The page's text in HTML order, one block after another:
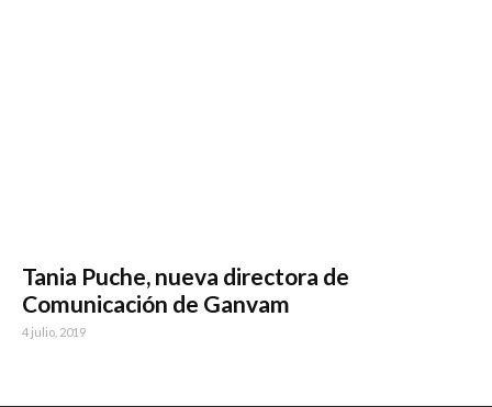
Tania Puche, nueva directora de
Comunicación de Ganvam
4 julio, 2019